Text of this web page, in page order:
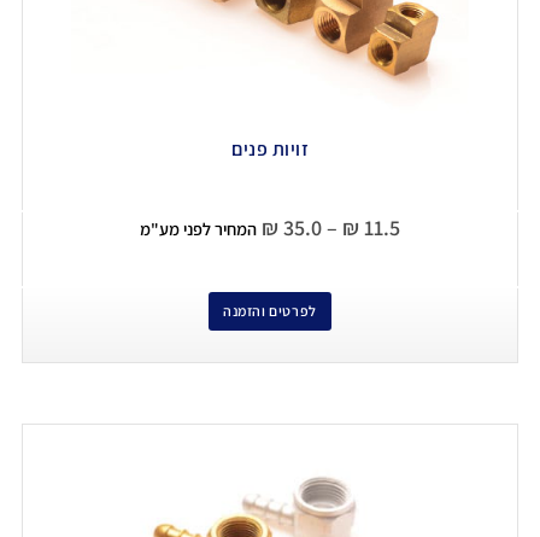
זויות פנים
₪ 11.5
–
₪ 35.0 המחיר לפני מע"מ
לפרטים והזמנה